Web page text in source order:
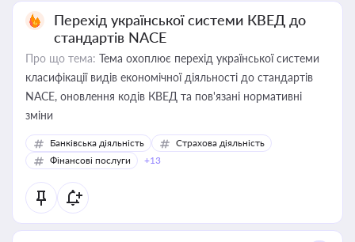
Перехід української системи КВЕД до
стандартів NACE
Про що тема: Тема охоплює перехід української системи
класифікації видів економічної діяльності до стандартів
NACE, оновлення кодів КВЕД та пов'язані нормативні
зміни
Банківська діяльність
Страхова діяльність
Фінансові послуги
+13